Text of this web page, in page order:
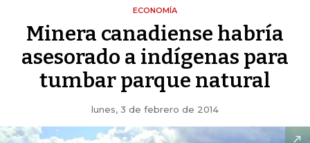
ECONOMÍA
Minera canadiense habría
asesorado a indígenas para
tumbar parque natural
lunes, 3 de febrero de 2014